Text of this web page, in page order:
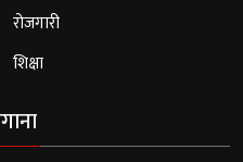
रोजगारी
शिक्षा